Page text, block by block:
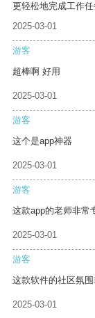
更轻松地完成工作任
2025-03-01
游客
超棒啊 好用
2025-03-01
游客
这个是app神器
2025-03-01
游客
这款app的老师非常
2025-03-01
游客
这款软件的社区氛
2025-03-01